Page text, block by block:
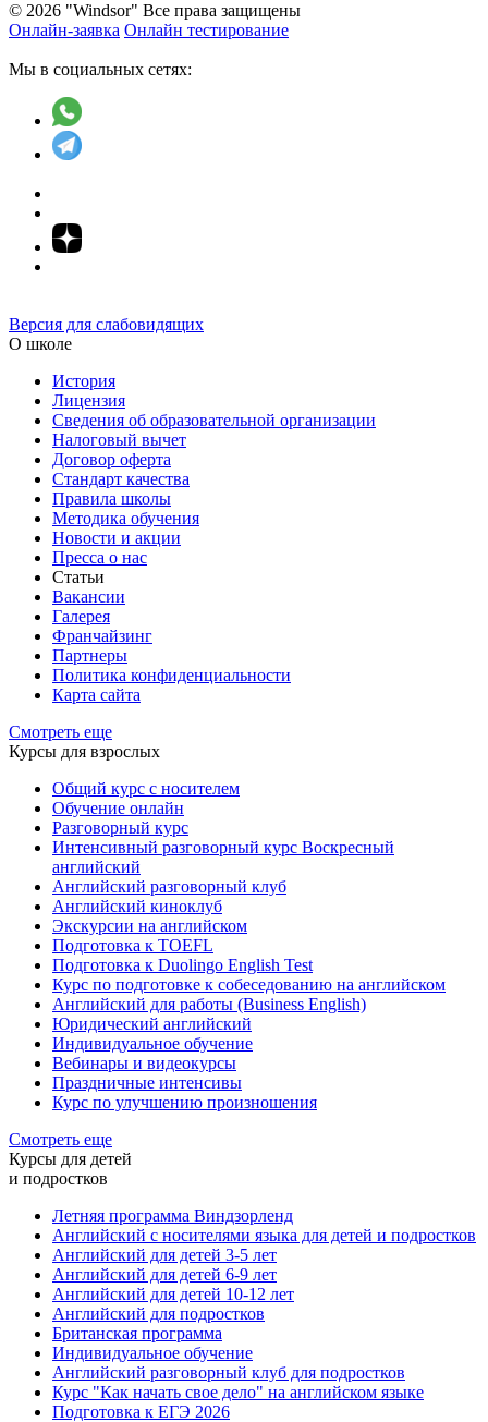
© 2026 "Windsor" Все права защищены
Онлайн-заявка Онлайн тестирование
Мы в социальных сетях:
Версия для слабовидящих
О школе
История
Лицензия
Сведения об образовательной организации
Налоговый вычет
Договор оферта
Стандарт качества
Правила школы
Методика обучения
Новости и акции
Пресса о нас
Статьи
Вакансии
Галерея
Франчайзинг
Партнеры
Политика конфиденциальности
Карта сайта
Смотреть еще
Курсы для взрослых
Общий курс с носителем
Обучение онлайн
Разговорный курс
Интенсивный разговорный курс Воскресный
английский
Английский разговорный клуб
Английский киноклуб
Экскурсии на английском
Подготовка к TOEFL
Подготовка к Duolingo English Test
Курс по подготовке к собеседованию на английском
Английский для работы (Business English)
Юридический английский
Индивидуальное обучение
Вебинары и видеокурсы
Праздничные интенсивы
Курс по улучшению произношения
Смотреть еще
Курсы для детей
и подростков
Летняя программа Виндзорленд
Английский с носителями языка для детей и подростков
Английский для детей 3-5 лет
Английский для детей 6-9 лет
Английский для детей 10-12 лет
Английский для подростков
Британская программа
Индивидуальное обучение
Английский разговорный клуб для подростков
Курс "Как начать свое дело" на английском языке
Подготовка к ЕГЭ 2026